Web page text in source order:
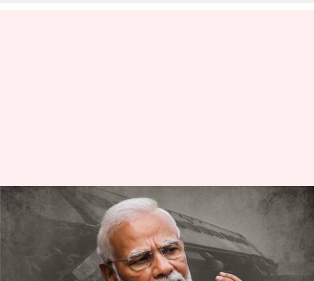
దిల్లీ పీఠాన్ని కదిలించిన ఒడిశా
దుర్ఘటన... బాలాసోర్‌లో మోదీ
పర్యటన
TEJAVYAS BESTHA Jun 03, 2023 12:56 pm